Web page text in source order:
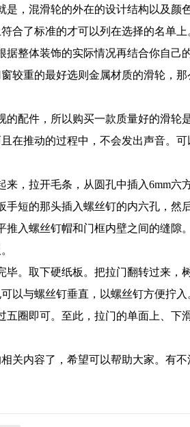
，混滑轮的外在的设计结构以及颜
合了标准的才可以列在选择的名单上
整体装饰的实际情况再结合你自己
较重的最好选则金属材质的滑轮，
配件，所以购买一款质量好的滑轮
在推动的过程中，不会发出声音。可
拉开毛条，从圆孔中插入6mm六方
的那头插入螺丝钉的内六孔，然
入螺丝钉帽和门框内壁之间的缝隙
。取下硬纸板。把拉门翻转过来，
以与螺丝钉垂直，以螺丝钉方便拧入
圈即可。至此，拉门的单面上、下
内容了，希望可以帮助大家。有不